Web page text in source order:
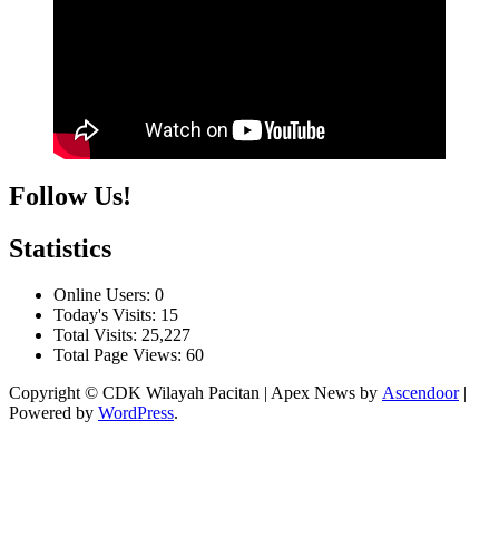
Follow Us!
Statistics
Online Users: 0
Today's Visits: 15
Total Visits: 25,227
Total Page Views: 60
Copyright © CDK Wilayah Pacitan | Apex News by Ascendoor|
Powered by WordPress.